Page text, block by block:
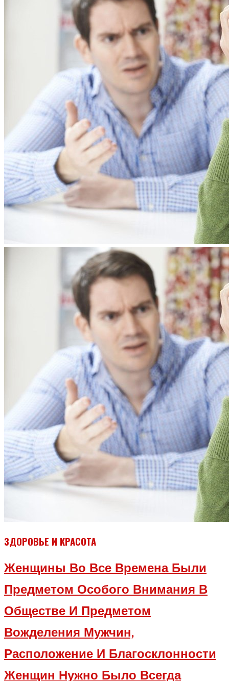
ЗДОРОВЬЕ И КРАСОТА
Женщины Во Все Времена Были
Предметом Особого Внимания В
Обществе И Предметом
Вожделения Мужчин,
Расположение И Благосклонности
Женщин Нужно Было Всегда